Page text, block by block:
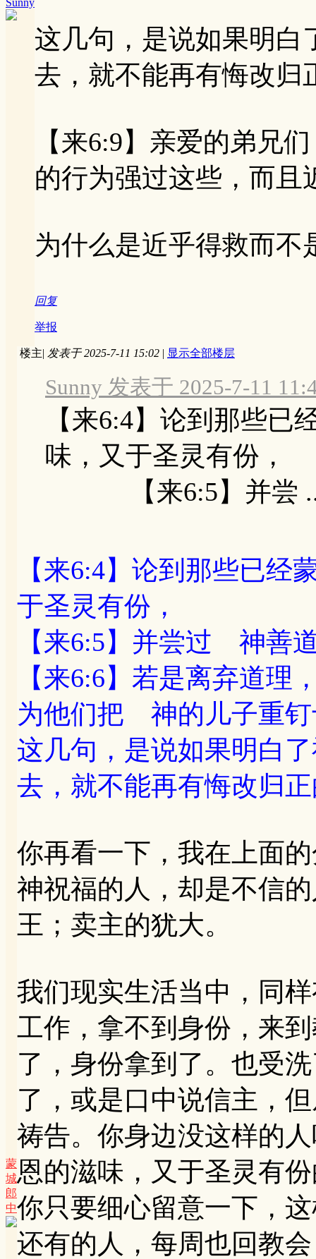
这几句，是说如果明白
去，就不能再有悔改归
【来6:9】亲爱的弟兄
的行为强过这些，而且
为什么是近乎得救而不
回复
举报
蒙
城
郎
中
楼主| 发表于 2025-7-11 15:02 | 显示全部楼层
Sunny 发表于 2025-7-11
【来6:4】论到那些已
味，又于圣灵有份，
【来6:5】并尝
【来6:4】论到那些已经
于圣灵有份，
【来6:5】并尝过 神善
【来6:6】若是离弃道理
为他们把 神的儿子重钉
这几句，是说如果明白
去，就不能再有悔改归
你再看一下，我在上面
神祝福的人，却是不信
王；卖主的犹大。
我们现实生活当中，同
工作，拿不到身份，来
了，身份拿到了。也受
了，或是口中说信主，
祷告。你身边没这样的
恩的滋味，又于圣灵有
你只要细心留意一下，
还有的人，每周也回教